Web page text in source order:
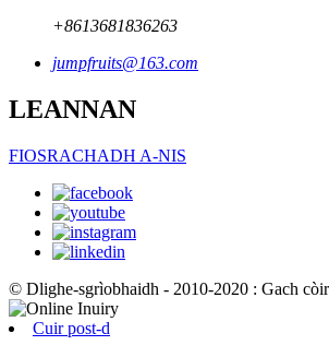
+8613681836263
jumpfruits@163.com
LEANNAN
FIOSRACHADH A-NIS
© Dlighe-sgrìobhaidh - 2010-2020 : Gach
Cuir post-d